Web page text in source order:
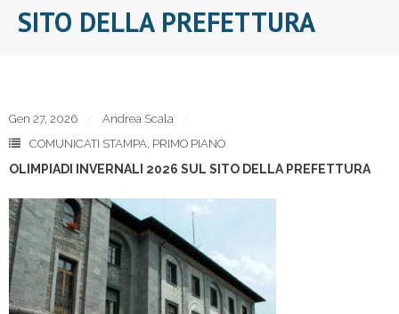
SITO DELLA PREFETTURA
Gen 27, 2026
Andrea Scala
COMUNICATI STAMPA, PRIMO PIANO
OLIMPIADI INVERNALI 2026 SUL SITO DELLA PREFETTURA